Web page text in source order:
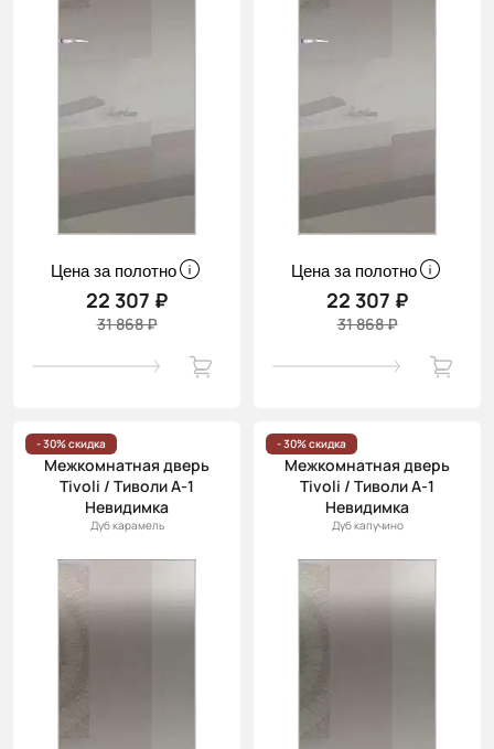
Цена за полотно
22 307 ₽
31 868 ₽
Цена за полотно
22 307 ₽
31 868 ₽
- 30% скидка
Межкомнатная дверь
Tivoli / Тиволи А-1
Невидимка
Дуб карамель
- 30% скидка
Межкомнатная дверь
Tivoli / Тиволи А-1
Невидимка
Дуб капучино